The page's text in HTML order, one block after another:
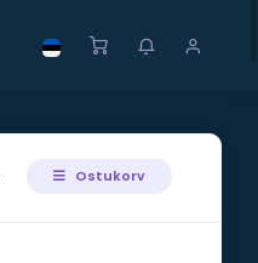
Ostukorv